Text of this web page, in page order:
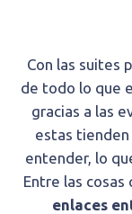
Con las suites
de todo lo que
gracias a las
estas tienden
entender, lo
Entre las cosas
enlaces